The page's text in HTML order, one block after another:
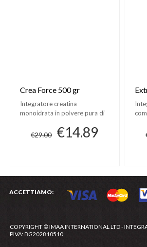
Crea Force 500 gr
Integratore creatina
monoidrata in polvere pura di
€29.00 €14.89
ACCETTIAMO:
COPYRIGHT © IMAA INTERNATIONAL LTD -
PIVA: BG202810510